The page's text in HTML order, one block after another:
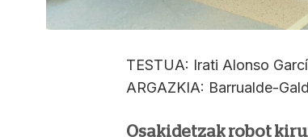
TESTUA: Irati Alonso
ARGAZKIA: Barrualde-
Osakidetzak robot